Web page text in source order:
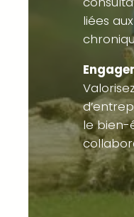
liées
le bien-